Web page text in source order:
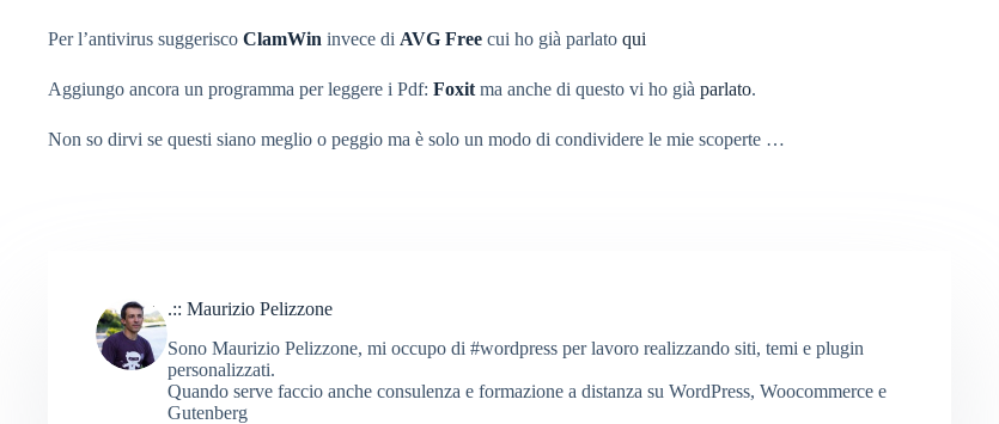
Per l’antivirus suggerisco ClamWin invece di AVG Free cui ho già parlato qui
Aggiungo ancora un programma per leggere i Pdf: Foxit ma anche di questo vi ho già parlato.
Non so dirvi se questi siano meglio o peggio ma è solo un modo di condividere le mie scoperte …
.:: Maurizio Pelizzone
Sono Maurizio Pelizzone, mi occupo di #wordpress per lavoro realizzando siti, temi e plugin
personalizzati.
Quando serve faccio anche consulenza e formazione a distanza su WordPress, Woocommerce e
Gutenberg